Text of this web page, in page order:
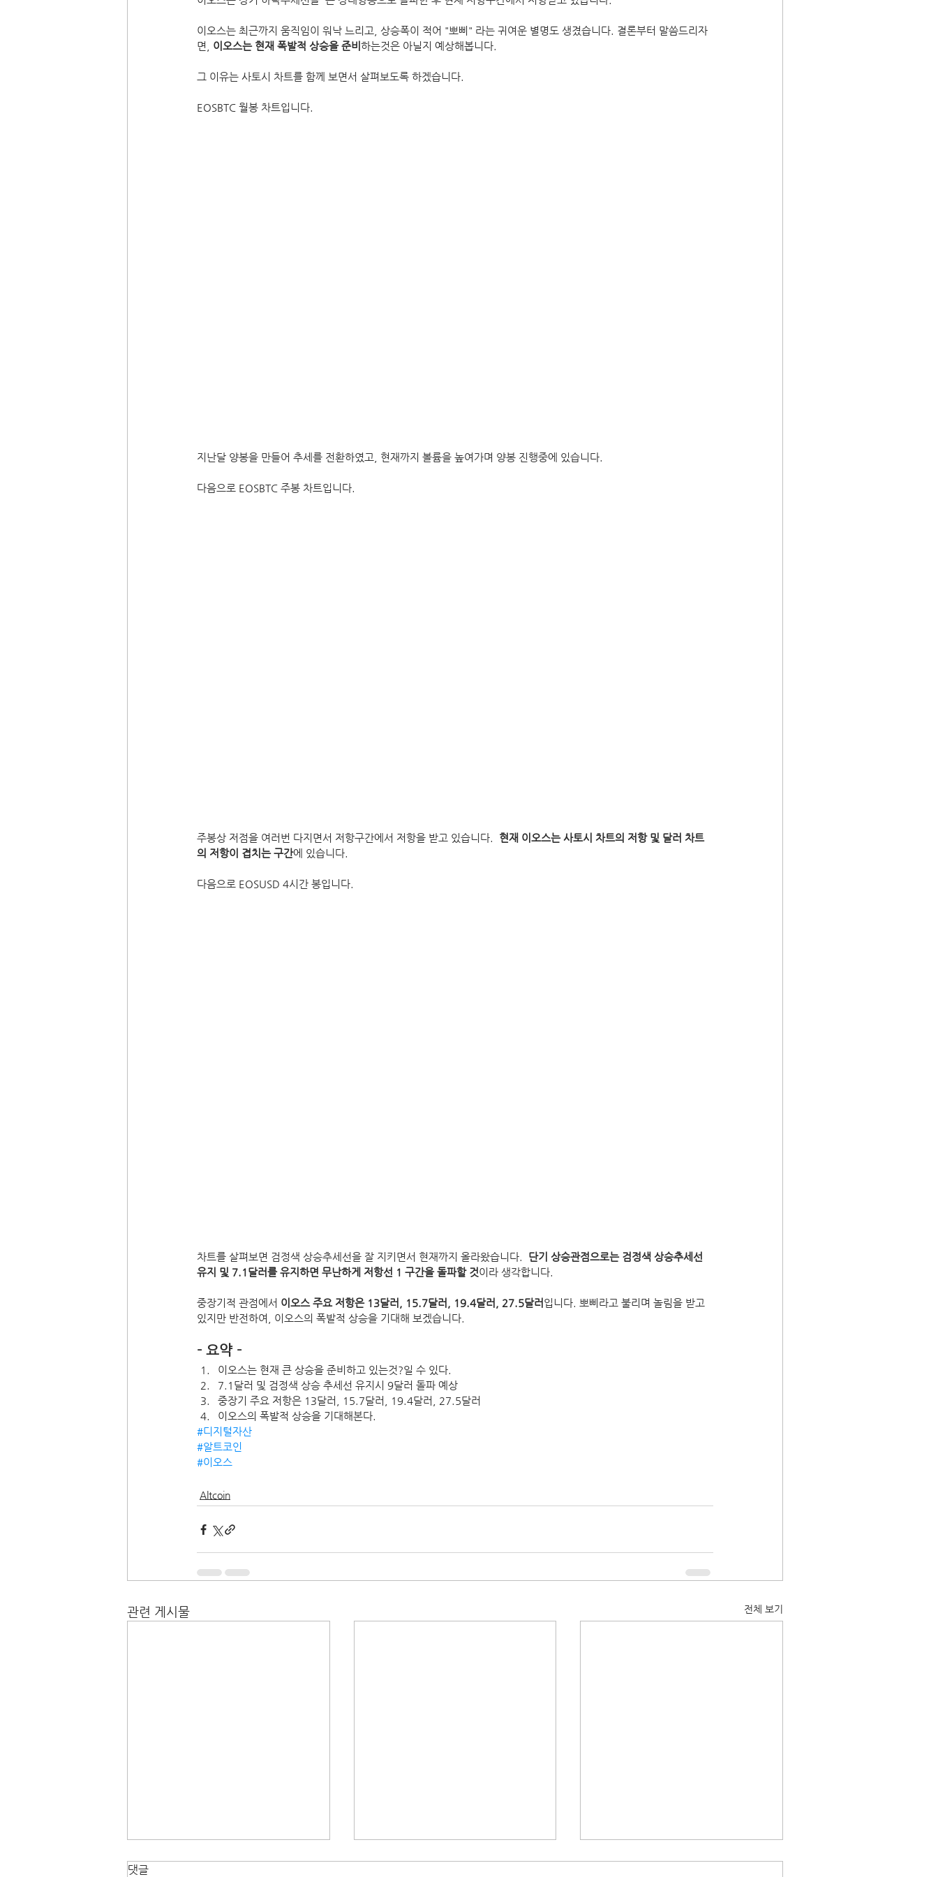
이오스는 최근까지 움직임이 워낙 느리고, 상승폭이 적어 "뽀삐" 라는 귀여운 별명도 생겼습니다. 결론부터 말씀드리자
면, 이오스는 현재 폭발적 상승을 준비 하는것은 아닐지 예상해봅니다.
그 이유는 사토시 차트를 함께 보면서 살펴보도록 하겠습니다.
EOSBTC 월봉 차트입니다.
지난달 양봉을 만들어 추세를 전환하였고, 현재까지 볼륨을 높여가며 양봉 진행중에 있습니다.
다음으로 EOSBTC 주봉 차트입니다.
주봉상 저점을 여러번 다지면서 저항구간에서 저항을 받고 있습니다. 현재 이오스는 사토시 차트의 저항 및 달러 차트
의 저항이 겹치는 구간에 있습니다.
다음으로 EOSUSD 4시간 봉입니다.
차트를 살펴보면 검정색 상승추세선을 잘 지키면서 현재까지 올라왔습니다. 단기 상승관점으로는 검정색 상승추세선
유지 및 7.1달러를 유지하면 무난하게 저항선 1 구간을 돌파할 것이라 생각합니다.
중장기적 관점에서 이오스 주요 저항은 13달러, 15.7달러, 19.4달러, 27.5달러 입니다. 뽀삐라고 불리며 놀림을 받고
있지만 반전하여, 이오스의 폭발적 상승을 기대해 보겠습니다.
- 요약 -
이오스는 현재 큰 상승을 준비하고 있는것?일 수 있다.
7.1달러 및 검정색 상승 추세선 유지시 9달러 돌파 예상
중장기 주요 저항은 13달러, 15.7달러, 19.4달러, 27.5달러
이오스의 폭발적 상승을 기대해본다.
#디지털자산
#알트코인
#이오스
Altcoin
관련 게시물 전체 보기
댓글